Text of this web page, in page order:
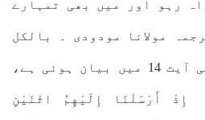
رہو اور میں بھی تمہارے
گواہ ہوں (81) ترجمہ مولانا مودودی ۔ بالکل
یہی بات سورہ یسین کی آیت 14 میں بیان ہوئی ہے،
إِذْ أَرْسَلْنَا إِلَيْهِمُ اثْنَيْنِ